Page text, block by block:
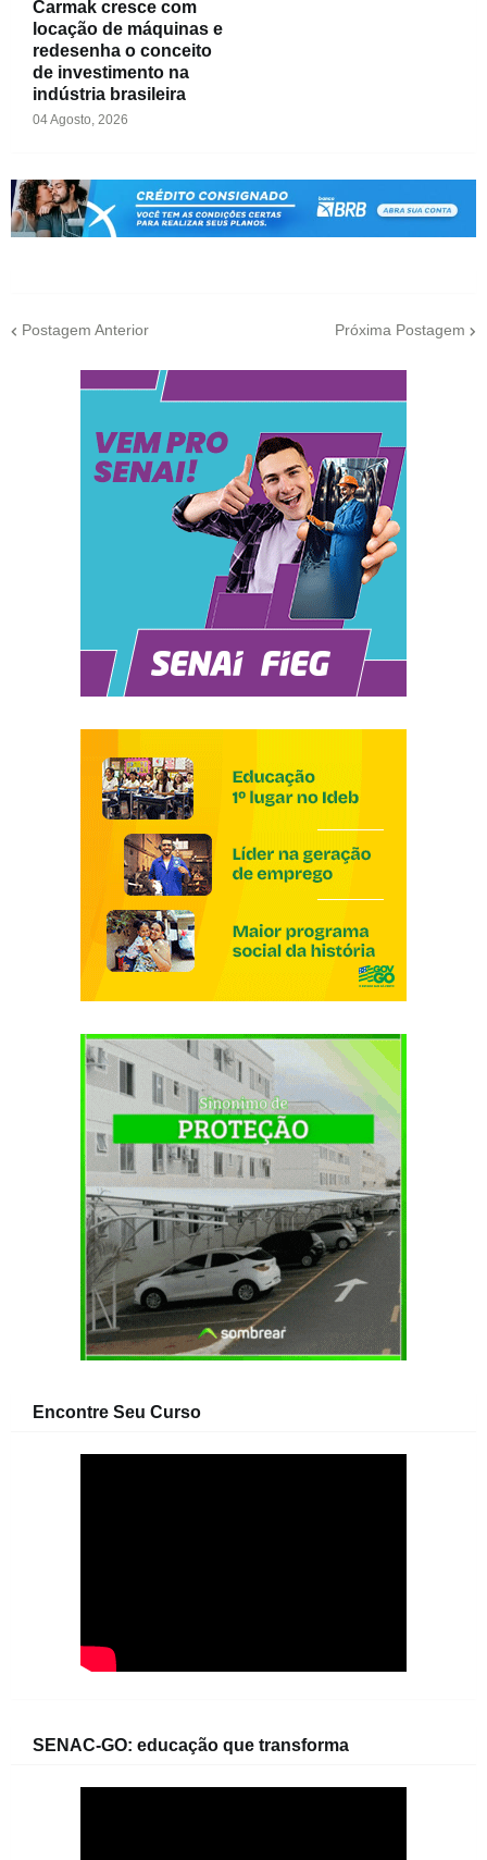
Carmak cresce com
locação de máquinas e
redesenha o conceito
de investimento na
indústria brasileira
04 Agosto, 2026
Postagem Anterior Próxima Postagem
Encontre Seu Curso
SENAC-GO: educação que transforma